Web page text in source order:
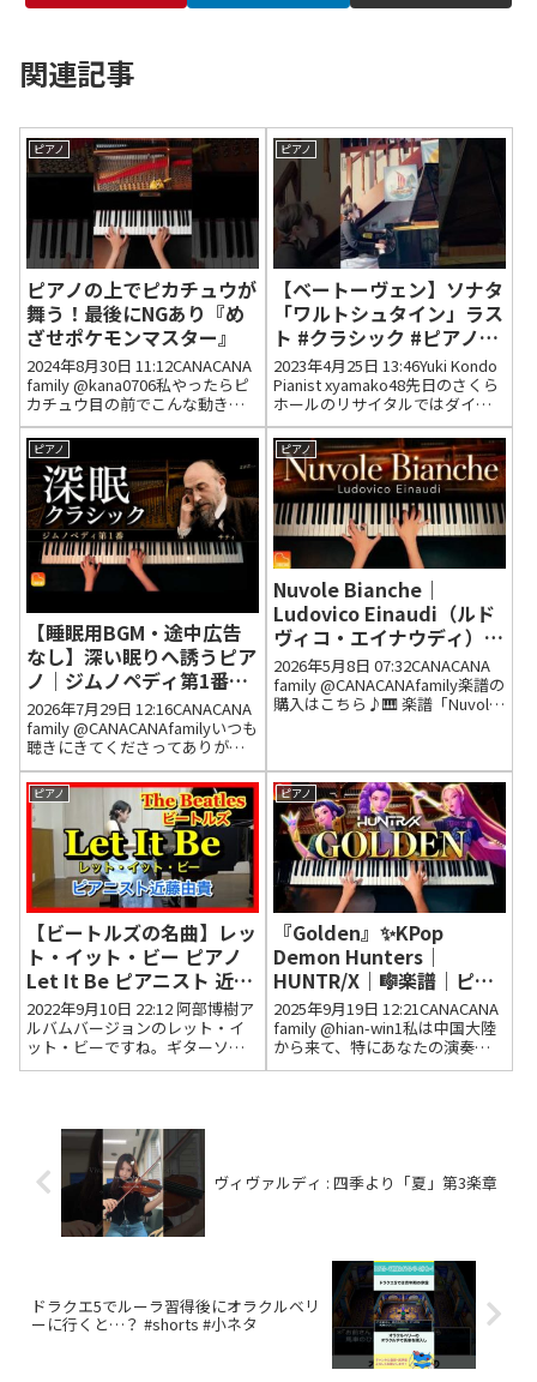
関連記事
ピアノ
ピアノの上でピカチュウが
舞う！最後にNGあり『め
ざせポケモンマスター』
2024年8月30日 11:12CANACANA
family @kana0706私やったらピ
カチュウ目の前でこんな動きし
てたら集中して演奏できない😂
😂2024年8月30日 11:14 いいね33
件 返信0件 @user-wb9qj6qs1...
ピアノ
【ベートーヴェン】ソナタ
「ワルトシュタイン」ラス
ト #クラシック #ピアノ
#shorts #ピアニスト 近藤
由貴/Beethoven Sonata
"Waldstein" Last
2023年4月25日 13:46Yuki Kondo
Pianist xyamako48先日のさくら
ホールのリサイタルではダイナ
ミックな演奏を楽しませていた
だきました。こちらのPLEYELピ
アノは優しい綺麗な音色で、こ
れまた素敵な演奏です💖...
ピアノ
【睡眠用BGM・途中広告
なし】深い眠りへ誘うピア
ノ｜ジムノペディ第1番／
サティ｜Gymnopédie
No.1 / Erik Satie｜
CANACANA
2026年7月29日 12:16CANACANA
family @CANACANAfamilyいつも
聴きにきてくださってありがと
うございます。このたびの熊本
地震で被害に遭われた皆さま
に、心よりお見舞い申し上げま
す。不安な夜を過ごされている
ピアノ
Nuvole Bianche｜
Ludovico Einaudi（ルド
ヴィコ・エイナウディ）｜
楽譜あり｜ヌーヴォレ・ビ
アンケ｜ピアノカバー｜
Piano Cover｜
2026年5月8日 07:32CANACANA
family @CANACANAfamily楽譜の
購入はこちら♪🎹 楽譜「Nuvole
ピアノ
【ビートルズの名曲】レッ
ト・イット・ビー ピアノ
Let It Be ピアニスト 近藤
由貴/The Beatles Piano
Cover, Yuki Kondo
2022年9月10日 22:12 阿部博樹ア
ルバムバージョンのレット・イ
ット・ビーですね。ギターソロ
が完璧に再現されていてびっく
か。感動以上の演奏ありがとう
ございました！！2022年9...
ピアノ
『Golden』✨KPop
Demon Hunters｜
HUNTR/X｜🎼楽譜｜ピア
ノカバー｜Piano Cover｜
CANACANA
2025年9月19日 12:21CANACANA
family @hian-win1私は中国大陸
から来て、特にあなたの演奏が
好きで、こんにちは長年に注目
ヴィヴァルディ : 四季より「夏」第3楽章
ドラクエ5でルーラ習得後にオラクルベリ
ーに行くと…？ #shorts #小ネタ